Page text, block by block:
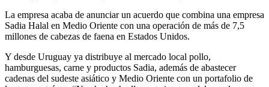
La empresa acaba de anunciar un acuerdo que combina una empresa
Sadia Halal en Medio Oriente con una operación de más de 7,5
millones de cabezas de faena en Estados Unidos.
Y desde Uruguay ya distribuye al mercado local pollo,
hamburguesas, carne y productos Sadia, además de abastecer
cadenas del sudeste asiático y Medio Oriente con un portafolio de